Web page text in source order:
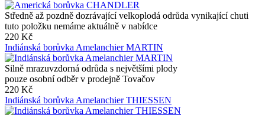
Středně až pozdně dozrávající velkoplodá odrůda vynikající chuti
tuto položku nemáme aktuálně v nabídce
220 Kč
Indiánská borůvka Amelanchier MARTIN
Silně mrazuvzdorná odrůda s největšími plody
pouze osobní odběr v prodejně Tovačov
220 Kč
Indiánská borůvka Amelanchier THIESSEN